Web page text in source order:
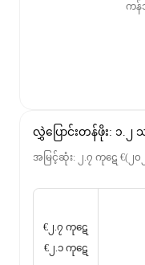
ကန်
လွှဲပြောင်းတန်ဖိုး: ၁.၂
အမြင့်ဆုံး: ၂.၇ ကုဋေ €( ၂
€၂.၇ ကုဋေ
€၂.၁ ကုဋေ